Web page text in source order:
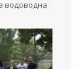
водоводна